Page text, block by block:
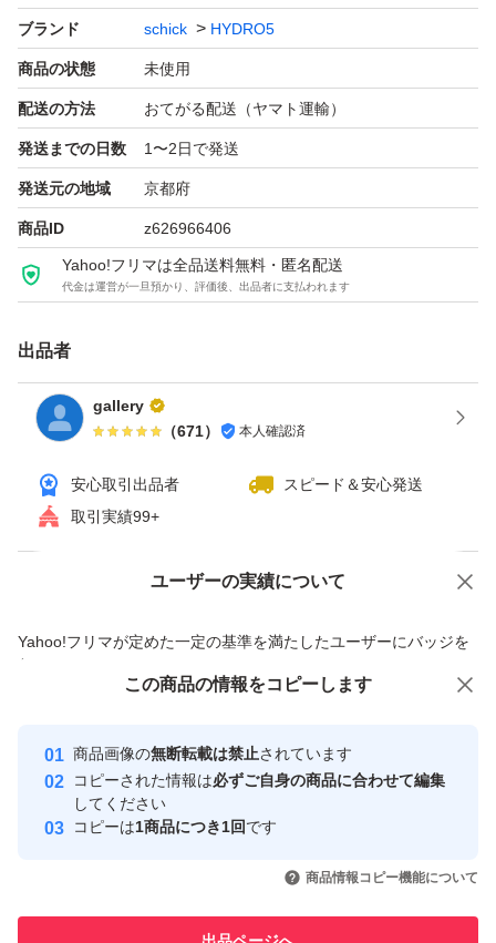
ブランド schick HYDRO5
商品の状態 未使用
配送の方法 おてがる配送（ヤマト運輸）
発送までの日数 1〜2日で発送
発送元の地域 京都府
商品ID z626966406
Yahoo!フリマは全品送料無料・匿名配送
代金は運営が一旦預かり、評価後、出品者に支払われます
出品者
gallery
（671） 本人確認済
安心取引出品者
スピード＆安心発送
取引実績99+
ユーザーの実績について
Yahoo!フリマが定めた一定の基準を満たしたユーザーにバッジを
付与しています
安心取引出品者
心・安全なユーザーです
取引実績
引を完了させた実績があります
価格の相談 商品への質問
この商品の情報をコピーします
商品画像の無断転載は禁止されています
コピーされた情報は必ずご自身の商品に合わせて編集
してください
コピーは1商品につき1回です
商品情報コピー機能について
この商品をみている人にオススメ